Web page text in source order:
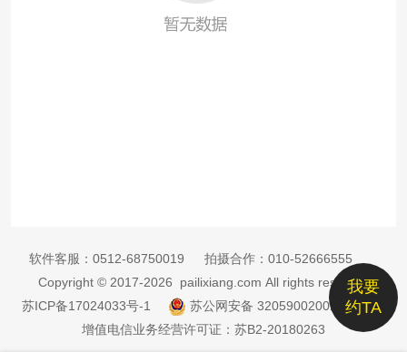
我要
约TA
软件客服： 0512-68750019 拍摄合作： 010-52666555
Copyright © 2017-2026 pailixiang.com All rights reserved
苏ICP备17024033号-1
苏公网安备 32059002002885号
增值电信业务经营许可证：苏B2-20180263